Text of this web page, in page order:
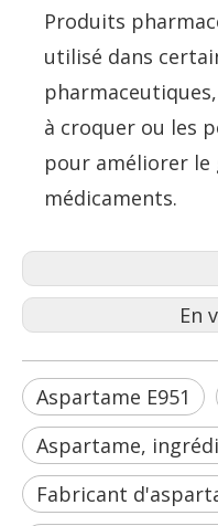
Produits
utilisé dans
à croquer ou les
pour améliorer le
médicaments.
En
Aspartame E951
Aspartame,
Fabricant